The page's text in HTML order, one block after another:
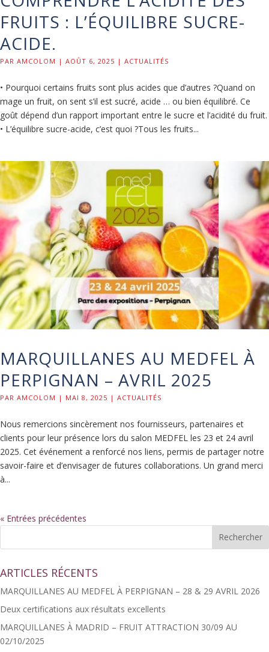
FRUITS : L’ÉQUILIBRE SUCRE-
ACIDE.
PAR AMCOLOM | AOÛT 6, 2025 | ACTUALITÉS
• Pourquoi certains fruits sont plus acides que d’autres ?Quand on
mage un fruit, on sent s’il est sucré, acide … ou bien équilibré. Ce
goût dépend d’un rapport important entre le sucre et l’acidité du fruit.
• L’équilibre sucre-acide, c’est quoi ?Tous les fruits...
MARQUILLANES AU MEDFEL À
PERPIGNAN – AVRIL 2025
PAR AMCOLOM | MAI 8, 2025 | ACTUALITÉS
Nous remercions sincèrement nos fournisseurs, partenaires et
clients pour leur présence lors du salon MEDFEL les 23 et 24 avril
2025. Cet événement a renforcé nos liens, permis de partager notre
savoir-faire et d’envisager de futures collaborations. Un grand merci
à...
« Entrées précédentes
ARTICLES RÉCENTS
MARQUILLANES AU MEDFEL À PERPIGNAN – 28 & 29 AVRIL 2026
Deux certifications aux résultats excellents
MARQUILLANES À MADRID – FRUIT ATTRACTION 30/09 AU
02/10/2025